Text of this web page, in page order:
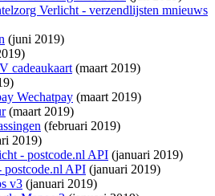
Verlicht - verzendlijsten mnieuws
(juni 2019)
cadeaukaart(maart 2019)
Wechatpay (maart 2019)
(maart 2019)
(februari 2019)
2019)
- postcode.nl API (januari 2019)
postcode.nl API (januari 2019)
v3 (januari 2019)